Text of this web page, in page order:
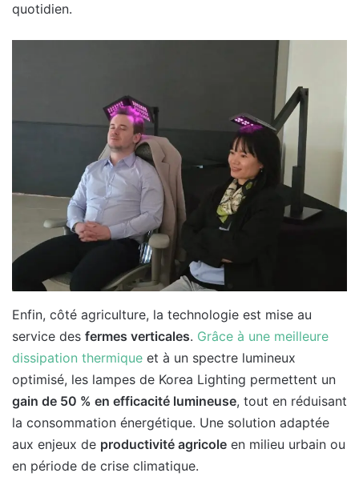
quotidien.
Enfin, côté agriculture, la technologie est mise au
service des fermes verticales. Grâce à une meilleure
dissipation thermique et à un spectre lumineux
optimisé, les lampes de Korea Lighting permettent un
gain de 50 % en efficacité lumineuse, tout en réduisant
la consommation énergétique. Une solution adaptée
aux enjeux de productivité agricole en milieu urbain ou
en période de crise climatique.